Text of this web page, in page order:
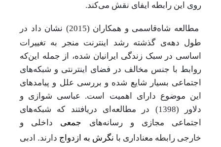
روی این رابطه ایفای نقش می‌کند.
مطالعه شاه‌قاسمی و همکاران (2015) نشان داد در
طول دهه‌ی گذشته رشد اینترنت منجر به تغییرات
اساسی در سبک زندگی ایرانیان شده، از جمله این‌که
روابط با جنس مخالف در فضای اینترنتی و شبکه‌های
اجتماعی بسیار شایع شده و بررسی علل و پیامدهای
این موضوع دارای اهمیت است. عباسی شوازی و
دلاور (1398) در مطالعه‌ای دریافتند که شبکه‌های
اجتماعی مجازی و رسانه‌های
جمعی
داخلی و
خارجی رابطه معناداری با نگرش به ازدواج دارند. ادبی